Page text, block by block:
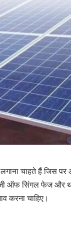
चाहते हैं जिस पर
ऑफ सिंगल फेज और
करना चाहिए।